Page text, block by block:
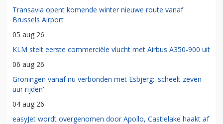
Transavia opent komende winter nieuwe route vanaf
Brussels Airport
05 aug 26
KLM stelt eerste commerciële vlucht met Airbus A350-900 uit
06 aug 26
Groningen vanaf nu verbonden met Esbjerg: 'scheelt zeven
uur rijden'
04 aug 26
easyJet wordt overgenomen door Apollo, Castlelake haakt af